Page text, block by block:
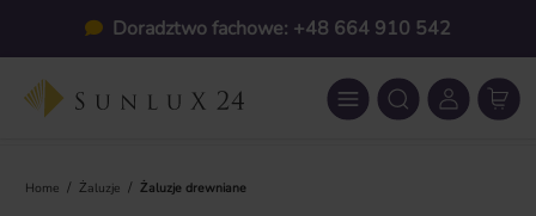
Przejdź do głównej zawartości
Doradztwo fachowe: +48 664 910 542
Home / Żaluzje / Żaluzje drewniane